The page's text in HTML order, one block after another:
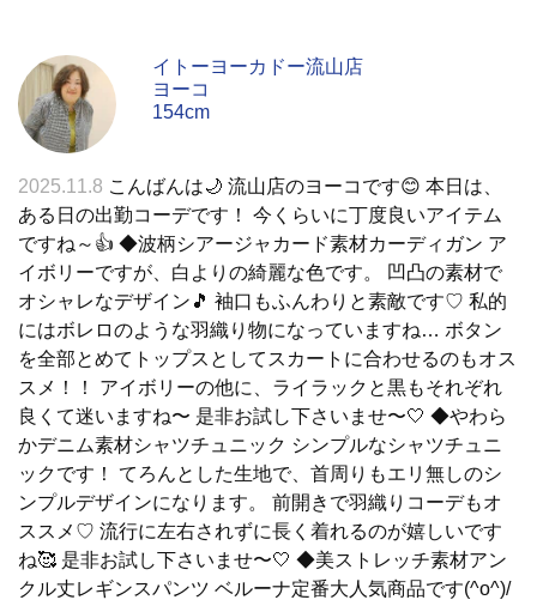
イトーヨーカドー流山店
ヨーコ
154cm
2025.11.8 こんばんは🌙 流山店のヨーコです😊 本日は、
ある日の出勤コーデです！ 今くらいに丁度良いアイテム
ですね～👍 ◆波柄シアージャカード素材カーディガン ア
イボリーですが、白よりの綺麗な色です。 凹凸の素材で
オシャレなデザイン🎵 袖口もふんわりと素敵です♡ 私的
にはボレロのような羽織り物になっていますね… ボタン
を全部とめてトップスとしてスカートに合わせるのもオス
スメ！！ アイボリーの他に、ライラックと黒もそれぞれ
良くて迷いますね〜 是非お試し下さいませ〜🤍 ◆やわら
かデニム素材シャツチュニック シンプルなシャツチュニ
ックです！ てろんとした生地で、首周りもエリ無しのシ
ンプルデザインになります。 前開きで羽織りコーデもオ
ススメ♡ 流行に左右されずに長く着れるのが嬉しいです
ね🥰 是非お試し下さいませ〜🤍 ◆美ストレッチ素材アン
クル丈レギンスパンツ ベルーナ定番大人気商品です(^o^)/